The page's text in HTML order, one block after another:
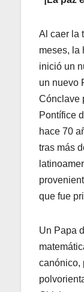
Al caer la
meses, la
inició un
un nuevo
Cónclave
Pontífice
hace 70
tras más
que fue
Un Papa
canónico,